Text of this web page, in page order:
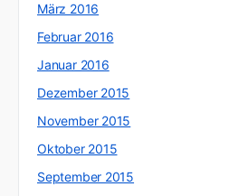
März 2016
Februar 2016
Januar 2016
Dezember 2015
November 2015
Oktober 2015
September 2015